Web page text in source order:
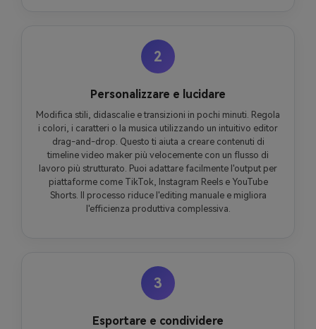
2
Personalizzare e lucidare
Modifica stili, didascalie e transizioni in pochi minuti. Regola
i colori, i caratteri o la musica utilizzando un intuitivo editor
drag-and-drop. Questo ti aiuta a creare contenuti di
timeline video maker più velocemente con un flusso di
lavoro più strutturato. Puoi adattare facilmente l'output per
piattaforme come TikTok, Instagram Reels e YouTube
Shorts. Il processo riduce l'editing manuale e migliora
l'efficienza produttiva complessiva.
3
Esportare e condividere